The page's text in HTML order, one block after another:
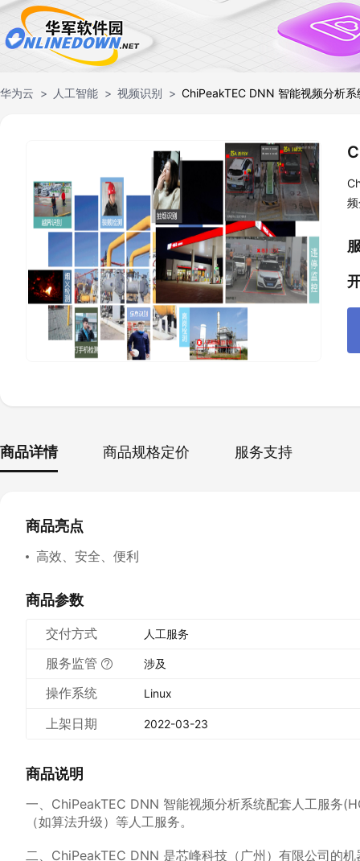
华为云 人工智能 视频识别 ChiPeakTEC DNN 智能视频分析
商品详情 商品规格定价 服务支持
商品亮点
高效、安全、便利
商品参数
交付方式 人工服务
服务监管 涉及
操作系统 Linux
上架日期 2022-03-23
商品说明
一、ChiPeakTEC DNN 智能视频分析系统配套人工服务
（如算法升级）等人工服务。
二、ChiPeakTEC DNN 是芯峰科技（广州）有限公司的